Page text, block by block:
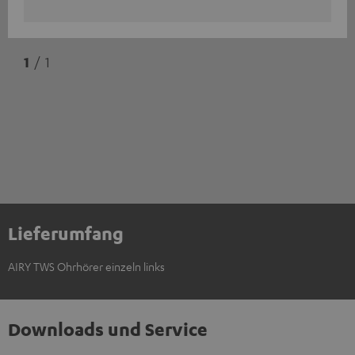
1 / 1
Lieferumfang
AIRY TWS Ohrhörer einzeln links
Downloads und Service